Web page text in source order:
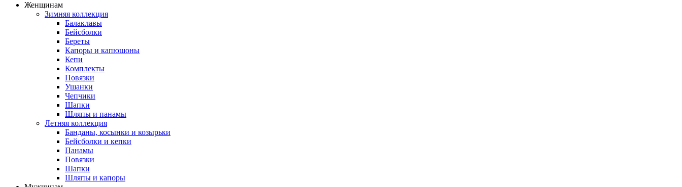
Женщинам
Зимняя коллекция
Балаклавы
Бейсболки
Береты
Капоры и капюшоны
Кепи
Комплекты
Повязки
Ушанки
Чепчики
Шапки
Шляпы и панамы
Летняя коллекция
Банданы, косынки и козырьки
Бейсболки и кепки
Панамы
Повязки
Шапки
Шляпы и капоры